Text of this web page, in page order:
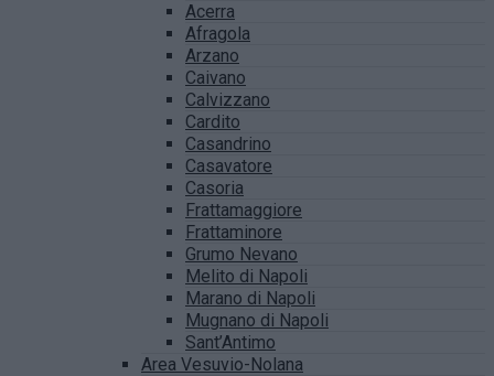
Acerra
Afragola
Arzano
Caivano
Calvizzano
Cardito
Casandrino
Casavatore
Casoria
Frattamaggiore
Frattaminore
Grumo Nevano
Melito di Napoli
Marano di Napoli
Mugnano di Napoli
Sant’Antimo
Area Vesuvio-Nolana